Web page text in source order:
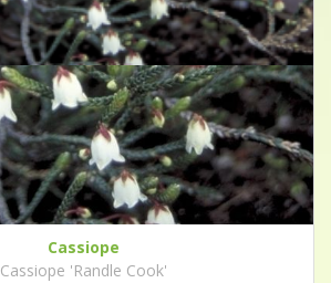
Cassiope
Cassiope 'Randle Cook'